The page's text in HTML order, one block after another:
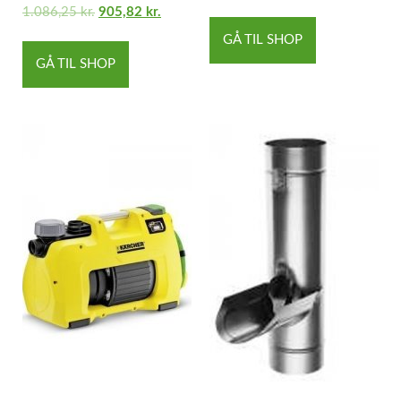
1.086,25kr. 905,82 kr.
GÅ TIL SHOP
GÅ TIL SHOP